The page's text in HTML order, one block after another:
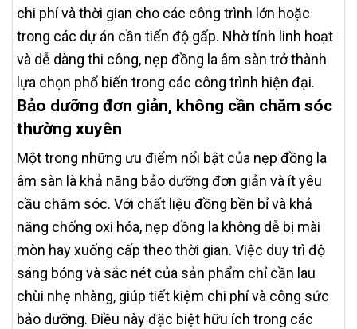
chi phí và thời gian cho các công trình lớn hoặc
trong các dự án cần tiến độ gấp. Nhờ tính linh hoạt
và dễ dàng thi công, nẹp đồng la âm sàn trở thành
lựa chọn phổ biến trong các công trình hiện đại.
Bảo dưỡng đơn giản, không cần chăm sóc
thường xuyên
Một trong những ưu điểm nổi bật của nẹp đồng la
âm sàn là khả năng bảo dưỡng đơn giản và ít yêu
cầu chăm sóc. Với chất liệu đồng bền bỉ và khả
năng chống oxi hóa, nẹp đồng la không dễ bị mài
mòn hay xuống cấp theo thời gian. Việc duy trì độ
sáng bóng và sắc nét của sản phẩm chỉ cần lau
chùi nhẹ nhàng, giúp tiết kiệm chi phí và công sức
bảo dưỡng. Điều này đặc biệt hữu ích trong các